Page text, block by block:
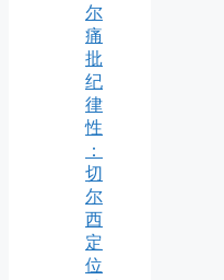
尔
痛
批
纪
律
性
：
切
尔
西
定
位